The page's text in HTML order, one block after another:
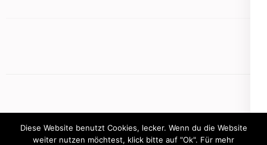
Diese Website benutzt Cookies, lecker. Wenn du die Website
weiter nutzen möchtest, klick bitte auf "Ok". Für mehr